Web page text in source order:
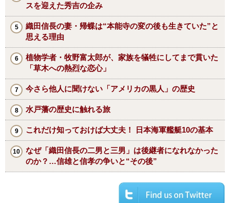
スを迎えた秀吉の企み
織田信長の妻・帰蝶は“本能寺の変の後も生きていた”と
思える理由
植物学者・牧野富太郎が、家族を犠牲にしてまで貫いた
「草木への熱烈な恋心」
今さら他人に聞けない「アメリカの黒人」の歴史
水戸藩の歴史に触れる旅
これだけ知っておけば大丈夫！ 日本海軍艦艇10の基本
なぜ「織田信長の二男と三男」は後継者になれなかった
のか？…信雄と信孝の争いと“その後”